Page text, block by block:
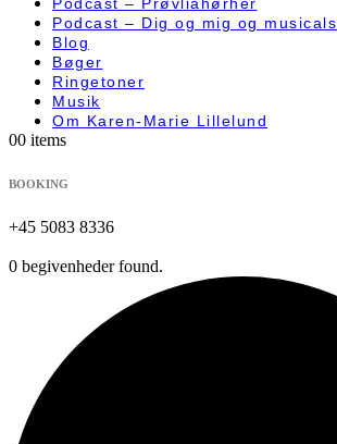
Podcast – Dig og mig og musicals
Blog
Bøger
Ringetoner
Musik
Om Karen-Marie Lillelund
00 items
BOOKING
+45 5083 8336
0 begivenheder found.